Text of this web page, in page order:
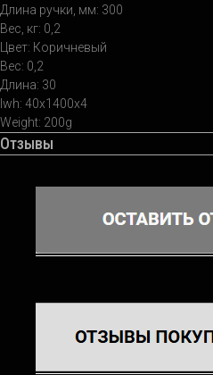
Длина ручки, мм: 300
Вес, кг: 0,2
Цвет: Коричневый
Вес: 0,2
Длина: 30
lwh: 40x1400x4
Weight: 200g
Отзывы